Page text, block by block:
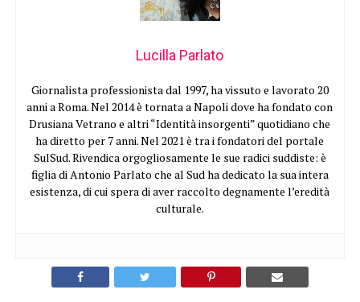
Lucilla Parlato
Giornalista professionista dal 1997, ha vissuto e lavorato 20
anni a Roma. Nel 2014 è tornata a Napoli dove ha fondato con
Drusiana Vetrano e altri “Identità insorgenti” quotidiano che
ha diretto per 7 anni. Nel 2021 è tra i fondatori del portale
SulSud. Rivendica orgogliosamente le sue radici suddiste: è
figlia di Antonio Parlato che al Sud ha dedicato la sua intera
esistenza, di cui spera di aver raccolto degnamente l’eredità
culturale.